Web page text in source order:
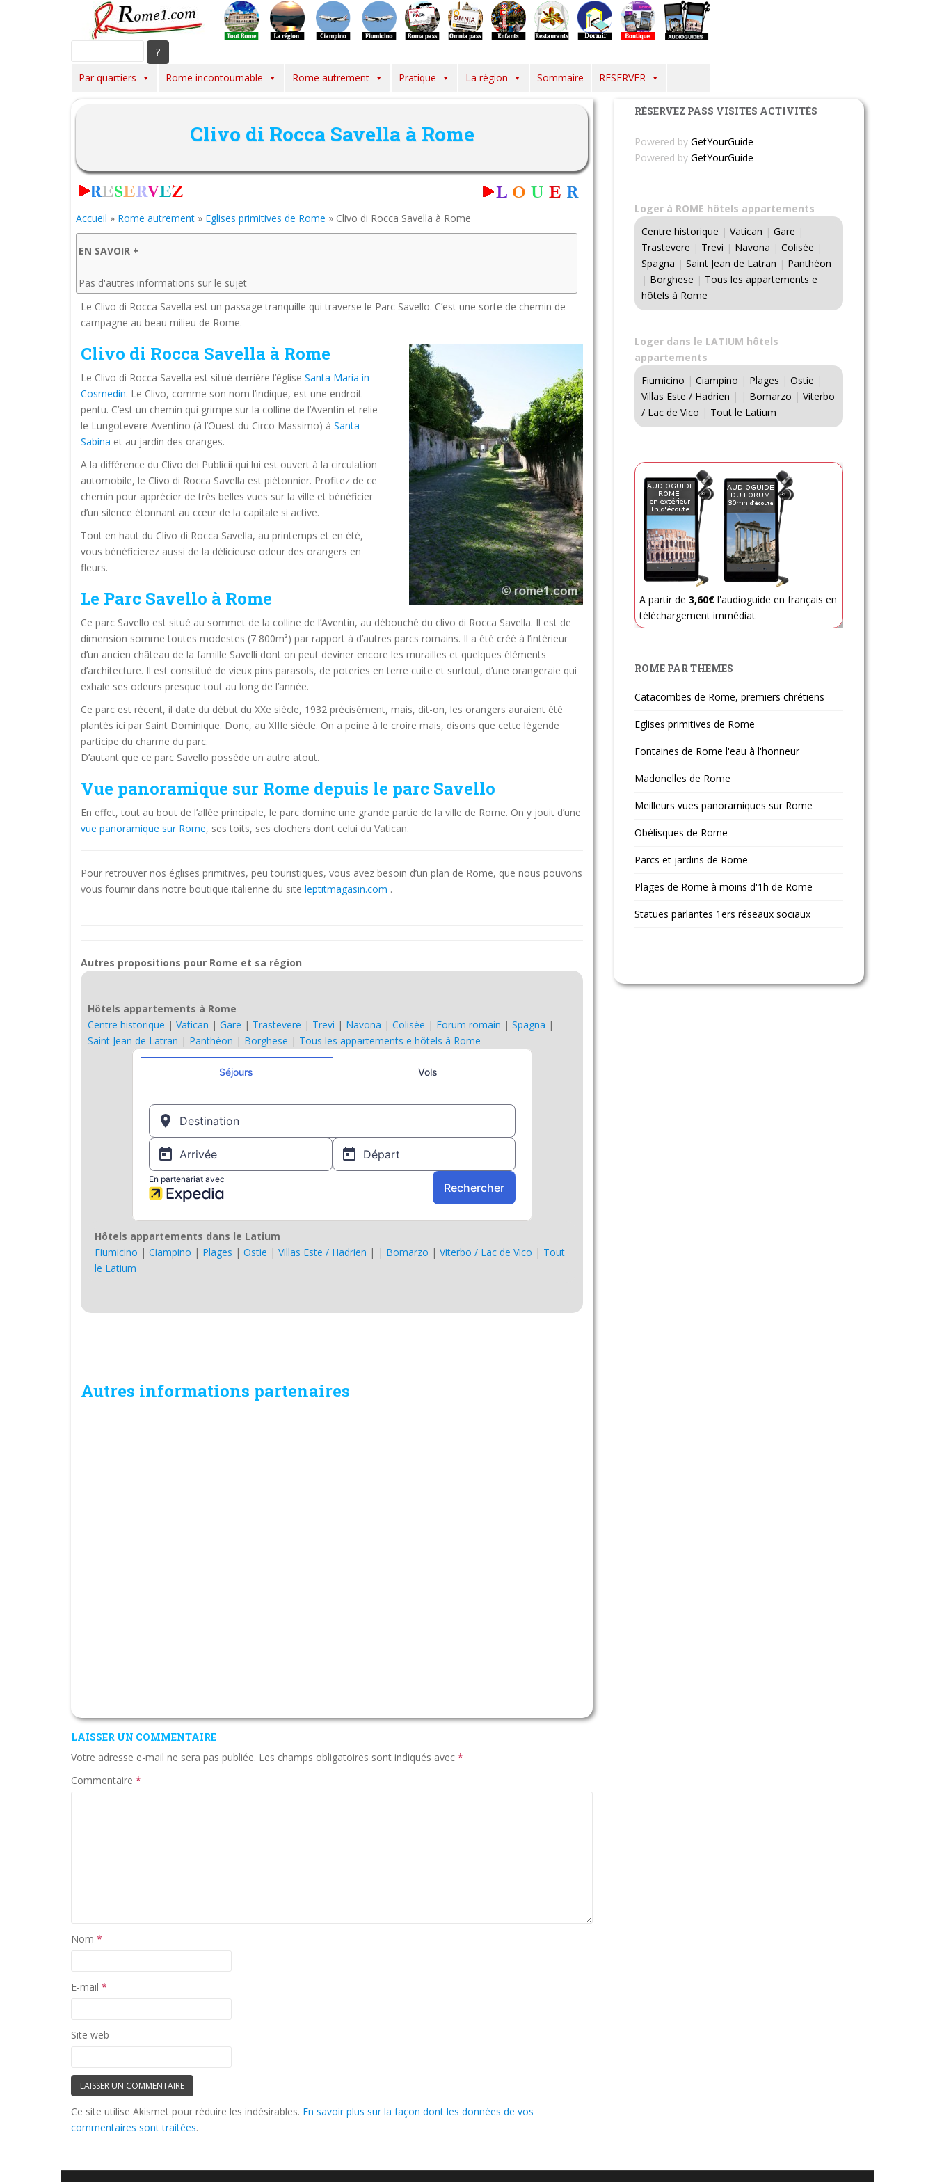
Par quartiers Rome incontournable Rome autrement Pratique La région Sommaire RESERVER
Clivo di Rocca Savella à Rome
Accueil » Rome autrement » Eglises primitives de Rome » Clivo di Rocca Savella à Rome
EN SAVOIR +
Pas d'autres informations sur le sujet
Le Clivo di Rocca Savella est un passage tranquille qui traverse le Parc Savello. C’est une sorte de chemin de
campagne au beau milieu de Rome.
Clivo di Rocca Savella à Rome
Le Clivo di Rocca Savella est situé derrière l’église Santa Maria in
Cosmedin. Le Clivo, comme son nom l’indique, est une endroit
pentu. C’est un chemin qui grimpe sur la colline de l’Aventin et relie
le Lungotevere Aventino (à l’Ouest du Circo Massimo) à Santa
Sabina et au jardin des oranges.
A la différence du Clivo dei Publicii qui lui est ouvert à la circulation
automobile, le Clivo di Rocca Savella est piétonnier. Profitez de ce
chemin pour apprécier de très belles vues sur la ville et bénéficier
d’un silence étonnant au cœur de la capitale si active.
Tout en haut du Clivo di Rocca Savella, au printemps et en été,
vous bénéficierez aussi de la délicieuse odeur des orangers en
fleurs.
Le Parc Savello à Rome
Ce parc Savello est situé au sommet de la colline de l’Aventin, au débouché du clivo di Rocca Savella. Il est de
dimension somme toutes modestes (7 800m²) par rapport à d’autres parcs romains. Il a été créé à l’intérieur
d’un ancien château de la famille Savelli dont on peut deviner encore les murailles et quelques éléments
d’architecture. Il est constitué de vieux pins parasols, de poteries en terre cuite et surtout, d’une orangeraie qui
exhale ses odeurs presque tout au long de l’année.
Ce parc est récent, il date du début du XXe siècle, 1932 précisément, mais, dit-on, les orangers auraient été
plantés ici par Saint Dominique. Donc, au XIIIe siècle. On a peine à le croire mais, disons que cette légende
participe du charme du parc.
D’autant que ce parc Savello possède un autre atout.
Vue panoramique sur Rome depuis le parc Savello
En effet, tout au bout de l’allée principale, le parc domine une grande partie de la ville de Rome. On y jouit d’une
vue panoramique sur Rome, ses toits, ses clochers dont celui du Vatican.
Pour retrouver nos églises primitives, peu touristiques, vous avez besoin d’un plan de Rome, que nous pouvons
vous fournir dans notre boutique italienne du site leptitmagasin.com .
Autres propositions pour Rome et sa région
Hôtels appartements à Rome
Centre historique | Vatican | Gare | Trastevere | Trevi | Navona | Colisée | Forum romain | Spagna |
Saint Jean de Latran | Panthéon | Borghese | Tous les appartements e hôtels à Rome
Hôtels appartements dans le Latium
Fiumicino | Ciampino | Plages | Ostie | Villas Este / Hadrien | | Bomarzo | Viterbo / Lac de Vico | Tout
le Latium
Autres informations partenaires
LAISSER UN COMMENTAIRE
Votre adresse e-mail ne sera pas publiée. Les champs obligatoires sont indiqués avec *
Commentaire *
Nom *
E-mail *
Site web
Ce site utilise Akismet pour réduire les indésirables. En savoir plus sur la façon dont les données de vos
commentaires sont traitées.
RÉSERVEZ PASS VISITES ACTIVITÉS
Powered by GetYourGuide
Powered by GetYourGuide
Loger à ROME hôtels appartements
Centre historique | Vatican | Gare |
Trastevere | Trevi | Navona | Colisée |
Spagna | Saint Jean de Latran | Panthéon
| Borghese | Tous les appartements e
hôtels à Rome
Loger dans le LATIUM hôtels
appartements
Fiumicino | Ciampino | Plages | Ostie |
Villas Este / Hadrien | | Bomarzo | Viterbo
/ Lac de Vico | Tout le Latium
A partir de 3,60€ l'audioguide en français en
téléchargement immédiat
ROME PAR THEMES
Catacombes de Rome, premiers chrétiens
Eglises primitives de Rome
Fontaines de Rome l'eau à l'honneur
Madonelles de Rome
Meilleurs vues panoramiques sur Rome
Obélisques de Rome
Parcs et jardins de Rome
Plages de Rome à moins d'1h de Rome
Statues parlantes 1ers réseaux sociaux